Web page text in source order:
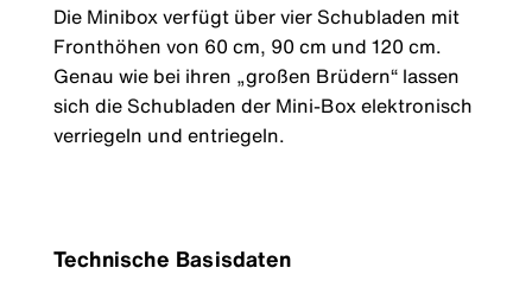
Die Minibox verfügt über vier Schubladen mit
Fronthöhen von 60 cm, 90 cm und 120 cm.
Genau wie bei ihren „großen Brüdern“ lassen
sich die Schubladen der Mini-Box elektronisch
verriegeln und entriegeln.
Technische Basisdaten